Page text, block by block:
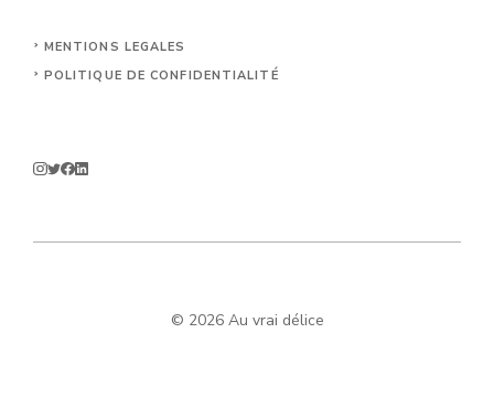
MENTIONS LEGALES
POLITIQUE DE CONFIDENTIALITÉ
© 2026 Au vrai délice